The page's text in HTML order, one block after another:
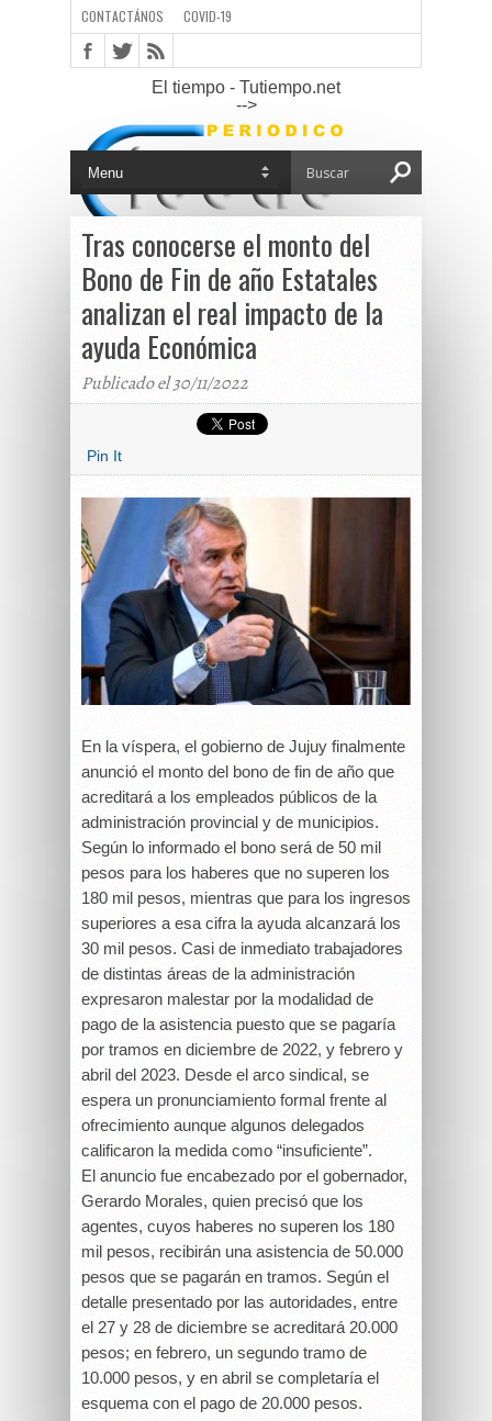
CONTACTÁNOS COVID-19
El tiempo - Tutiempo.net
-->
Tras conocerse el monto del
Bono de Fin de año Estatales
analizan el real impacto de la
ayuda Económica
Publicado el 30/11/2022
Pin It
En la víspera, el gobierno de Jujuy finalmente
anunció el monto del bono de fin de año que
acreditará a los empleados públicos de la
administración provincial y de municipios.
Según lo informado el bono será de 50 mil
pesos para los haberes que no superen los
180 mil pesos, mientras que para los ingresos
superiores a esa cifra la ayuda alcanzará los
30 mil pesos. Casi de inmediato trabajadores
de distintas áreas de la administración
expresaron malestar por la modalidad de
pago de la asistencia puesto que se pagaría
por tramos en diciembre de 2022, y febrero y
abril del 2023. Desde el arco sindical, se
espera un pronunciamiento formal frente al
ofrecimiento aunque algunos delegados
calificaron la medida como “insuficiente”.
El anuncio fue encabezado por el gobernador,
Gerardo Morales, quien precisó que los
agentes, cuyos haberes no superen los 180
mil pesos, recibirán una asistencia de 50.000
pesos que se pagarán en tramos. Según el
detalle presentado por las autoridades, entre
el 27 y 28 de diciembre se acreditará 20.000
pesos; en febrero, un segundo tramo de
10.000 pesos, y en abril se completaría el
esquema con el pago de 20.000 pesos.